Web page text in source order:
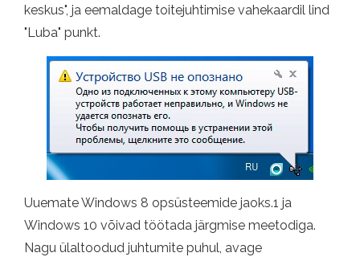
keskus", ja eemaldage toitejuhtimise vahekaardil lind
"Luba" punkt.
Uuemate Windows 8 opsüsteemide jaoks.1 ja
Windows 10 võivad töötada järgmise meetodiga.
Nagu ülaltoodud juhtumite puhul, avage